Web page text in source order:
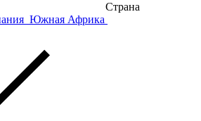
Страна
Южная Африка